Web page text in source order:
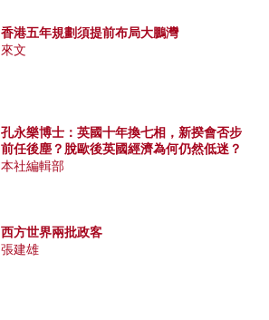
香港五年規劃須提前布局大鵬灣
來文
孔永樂博士：英國十年換七相，新揆會否步
前任後塵？脫歐後英國經濟為何仍然低迷？
本社編輯部
西方世界兩批政客
張建雄